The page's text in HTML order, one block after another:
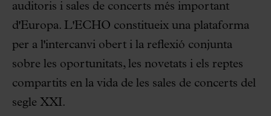
auditoris i sales de concerts més important
d'Europa. L'ECHO constitueix una plataforma
per a l'intercanvi obert i la reflexió conjunta
sobre les oportunitats, les novetats i els reptes
compartits en la vida de les sales de concerts del
segle XXI.